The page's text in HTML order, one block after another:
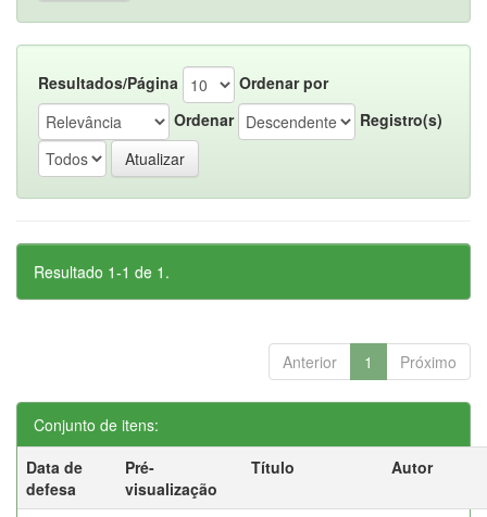
Resultados/Página
Ordenar por
Ordenar
Registro(s)
Resultado 1-1 de 1.
Anterior 1 Próximo
Conjunto de itens:
Data de
defesa
Pré-
visualização
Título Autor